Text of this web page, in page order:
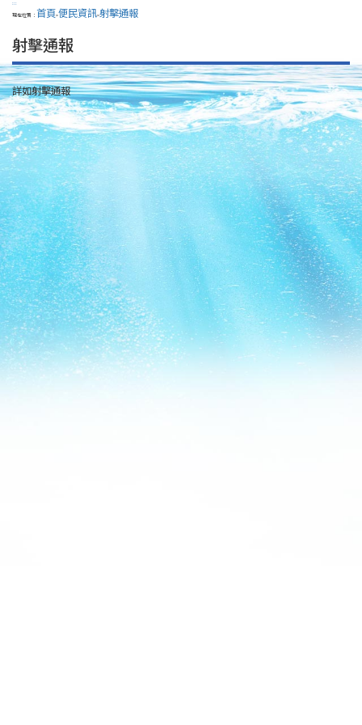
:::
現在位置： 首頁>便民資訊>射擊通報
射擊通報
詳如射擊通報